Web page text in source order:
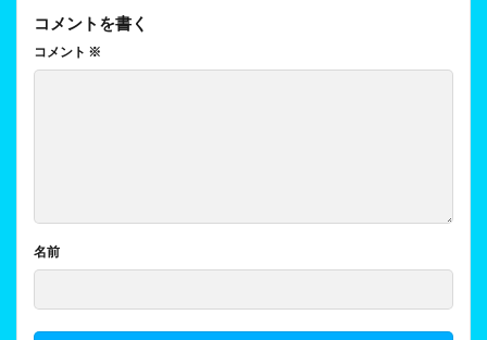
コメントを書く
コメント ※
名前